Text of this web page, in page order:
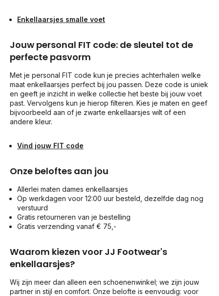
Enkellaarsjes smalle voet
Jouw personal FIT code: de sleutel tot de
perfecte pasvorm
Met je personal FIT code kun je precies achterhalen welke
maat enkellaarsjes perfect bij jou passen. Deze code is uniek
en geeft je inzicht in welke collectie het beste bij jouw voet
past. Vervolgens kun je hierop filteren. Kies je maten en geef
bijvoorbeeld aan of je zwarte enkellaarsjes wilt of een
andere kleur.
Vind jouw FIT code
Onze beloftes aan jou
Allerlei maten dames enkellaarsjes
Op werkdagen voor 12:00 uur besteld, dezelfde dag nog
verstuurd
Gratis retourneren van je bestelling
Gratis verzending vanaf € 75,-
Waarom kiezen voor JJ Footwear's
enkellaarsjes?
Wij zijn meer dan alleen een schoenenwinkel; we zijn jouw
partner in stijl en comfort. Onze belofte is eenvoudig: voor